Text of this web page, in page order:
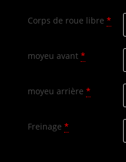
Corps de roue libre *
moyeu avant *
moyeu arrière *
Freinage *